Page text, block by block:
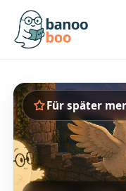
Für später